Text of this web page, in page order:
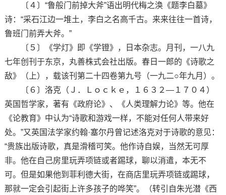
〔４〕“鲁般门前掉大斧”语出明代梅之涣《题李白墓》
诗：“采石江边一堆土，李白之名高千古。来来往往一首诗，
鲁班门前弄大斧。”
〔５〕《学灯》即《学镫》，日本杂志。月刊，一八九
七年创刊于东京，丸善株式会社出版。春日一郎的《诗歌之
敌》（上），载该刊第二十四卷第九号（一九二○年九月）。
〔６〕洛克（Ｊ．Ｌｏｃｋｅ，１６３２—１７０４）
英国哲学家，著有《政府论》、《人类理解力论》等。他在
《论教育》中认为“诗歌和游戏一样，不能对任何人带来好
处。”又英国法学家约翰·塞尔丹曾记述洛克对于诗歌的意见：
“贵族出版诗歌，真是滑稽可笑。他作诗自娱，当然无可厚
非。他在自己房里玩弄项链或者踢球，聊以消遣，本无不
可。但是如果他到菲利德大街，在商店里玩弄项链或踢球，
那就一定会引起街上许多孩子的哗笑”。（转引自朱光潜《西